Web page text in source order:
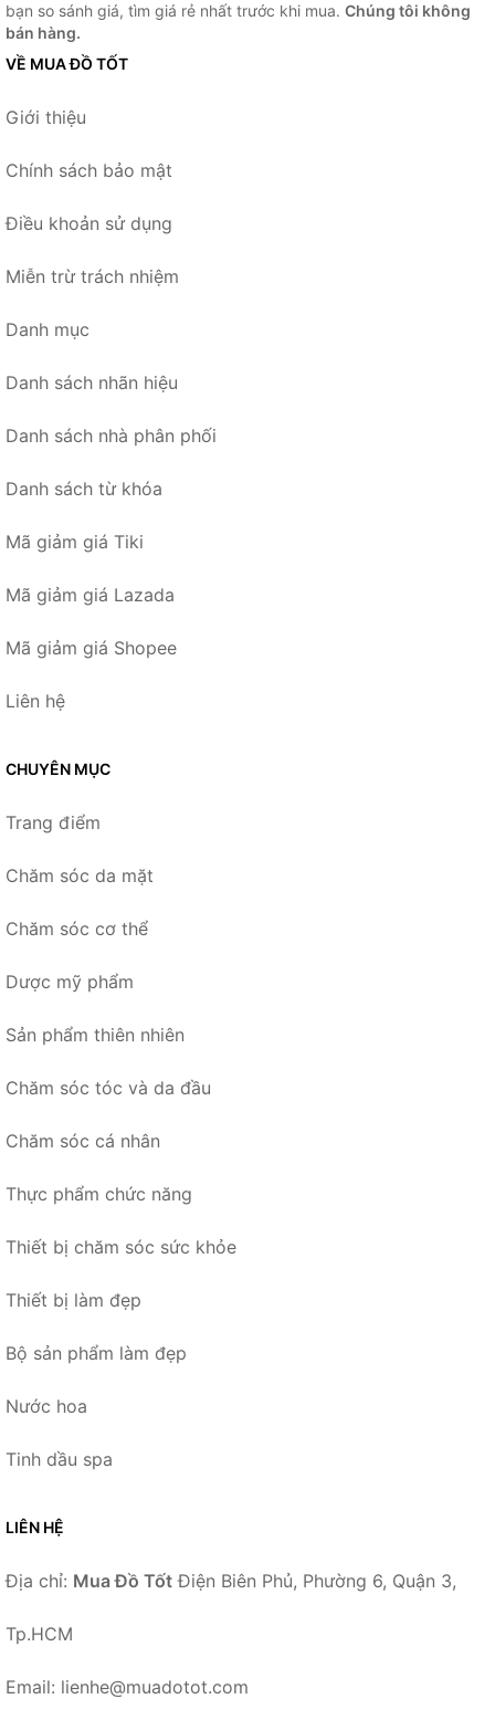
bạn so sánh giá, tìm giá rẻ nhất trước khi mua. Chúng tôi không
bán hàng.
VỀ MUA ĐỒ TỐT
Giới thiệu
Chính sách bảo mật
Điều khoản sử dụng
Miễn trừ trách nhiệm
Danh mục
Danh sách nhãn hiệu
Danh sách nhà phân phối
Danh sách từ khóa
Mã giảm giá Tiki
Mã giảm giá Lazada
Mã giảm giá Shopee
Liên hệ
CHUYÊN MỤC
Trang điểm
Chăm sóc da mặt
Chăm sóc cơ thể
Dược mỹ phẩm
Sản phẩm thiên nhiên
Chăm sóc tóc và da đầu
Chăm sóc cá nhân
Thực phẩm chức năng
Thiết bị chăm sóc sức khỏe
Thiết bị làm đẹp
Bộ sản phẩm làm đẹp
Nước hoa
Tinh dầu spa
LIÊN HỆ
Địa chỉ: Mua Đồ Tốt Điện Biên Phủ, Phường 6, Quận 3,
Tp.HCM
Email: lienhe@muadotot.com